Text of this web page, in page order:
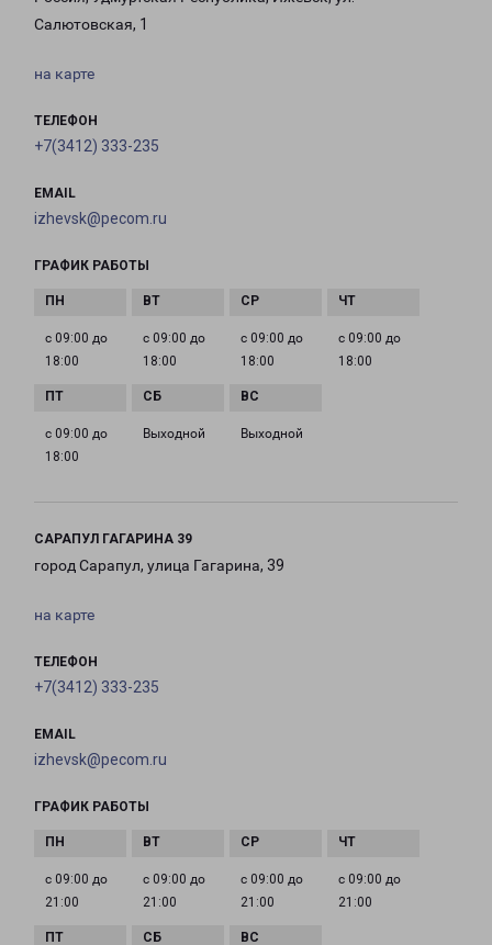
Салютовская, 1
на карте
ТЕЛЕФОН
+7(3412) 333-235
EMAIL
izhevsk@pecom.ru
ГРАФИК РАБОТЫ
с 09:00 до
18:00
с 09:00 до
18:00
с 09:00 до
18:00
с 09:00 до
18:00
с 09:00 до
18:00
Выходной Выходной
САРАПУЛ ГАГАРИНА 39
город Сарапул, улица Гагарина, 39
на карте
ТЕЛЕФОН
+7(3412) 333-235
EMAIL
izhevsk@pecom.ru
ГРАФИК РАБОТЫ
с 09:00 до
21:00
с 09:00 до
21:00
с 09:00 до
21:00
с 09:00 до
21:00